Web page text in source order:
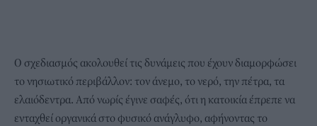
Ο σχεδιασμός ακολουθεί τις δυνάμεις που έχουν διαμορφώσει
το νησιωτικό περιβάλλον: τον άνεμο, το νερό, την πέτρα, τα
ελαιόδεντρα. Από νωρίς έγινε σαφές, ότι η κατοικία έπρεπε να
ενταχθεί οργανικά στο φυσικό ανάγλυφο, αφήνοντας το